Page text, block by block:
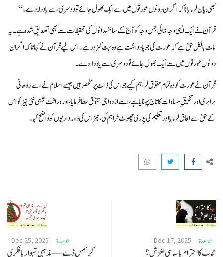
بھی بیان فرمایا تاکہ اگر ان دونوں عورتوں میں سے ایک بھول جائے تو دوسری اسے یاد دلا دے۔‘‘
قرآن نے ایک ایسی وجہ بتائی جس وجہ کو آج کے سائنسدانوں کی تحقیقات سے بھی تصدیق شدہ ہے۔ یہ
بات بالکل حق ہے کہ عورت کی جو یادداشت ہے وہ بہت کمزور ہے۔ اس لیے قرآن نے کہا تاکہ اگر ان
دونوں عورتوں میں سے ایک بھول جائے تو دوسری اسے یاد دلا دے۔
قرآن نے عورت کو وہ تمام حقوق فراہم کیے جو اس کی ذات پر منحصر ہیں جیسے اسلام نے اسے روحانی
برابری اور تخلیقِ مساوات کا تاج پہنایا ہے، اسے ازدواجی حقوق عطا فرمایا ، اور وراثت جیسی نئی چیز کو اس
کے حق سے الحاق فرمایا اور تعلیم کی پوری چھوٹ فراہم کی، نیز اس کی ذمہ داریوں کو واضح کیا۔
ابو سدرة Dec 17, 2025
حجاب کا احترام یا سیاسی لغزش؟
ابو سدرة Dec 25, 2025
کرسمس ڈے —مذہبی تہوار یا فکری